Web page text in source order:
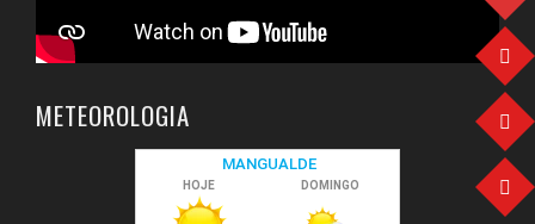
METEOROLOGIA